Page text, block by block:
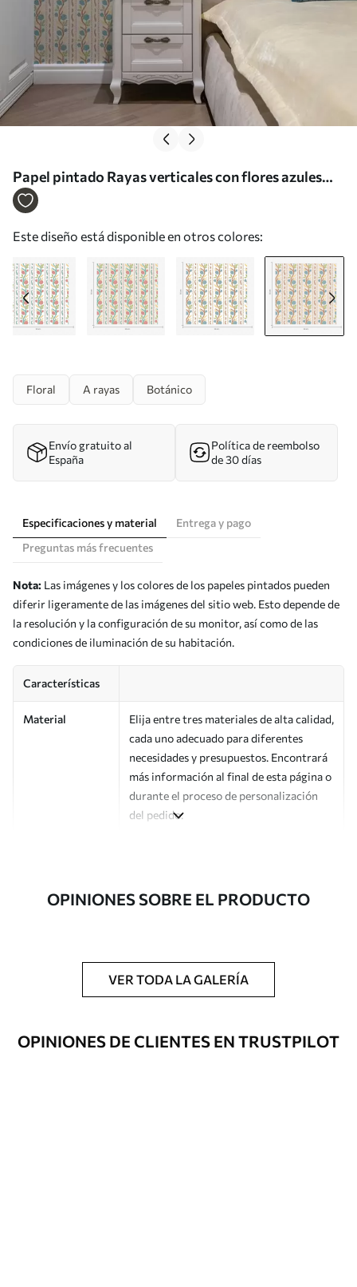
Papel pintado Rayas verticales con flores azules
sobre un fondo cálido Nr. a00816v3
Este diseño está disponible en otros colores:
Floral A rayas Botánico
Envío gratuito al
España
Política de reembolso
de 30 días
Especificaciones y material
Entrega y pago
Preguntas más frecuentes
Nota: Las imágenes y los colores de los papeles pintados pueden
diferir ligeramente de las imágenes del sitio web. Esto depende de
la resolución y la configuración de su monitor, así como de las
condiciones de iluminación de su habitación.
Características
Material
Elija entre tres materiales de alta calidad,
cada uno adecuado para diferentes
necesidades y presupuestos. Encontrará
más información al final de esta página o
durante el proceso de personalización
del pedido.
artículo
Impreso bajo pedido y entregado en
rollos de hasta 50 cm de ancho.
Opciones
adicionales
Disponible con recubrimiento de barniz
y/o adhesivo para empapelar.
OPINIONES SOBRE EL PRODUCTO
VER TODA LA GALERÍA
OPINIONES DE CLIENTES EN TRUSTPILOT